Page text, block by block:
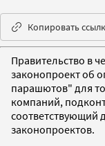
Копировать
Правительство в
законопроект об
парашютов" для
компаний,
соответствующий
законопроектов.